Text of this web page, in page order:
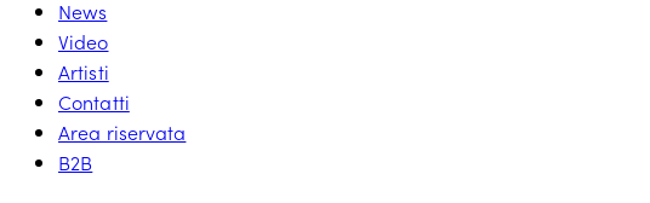
News
Video
Artisti
Contatti
Area riservata
B2B